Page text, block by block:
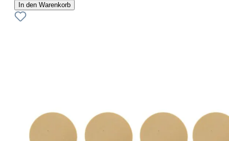
In den Warenkorb